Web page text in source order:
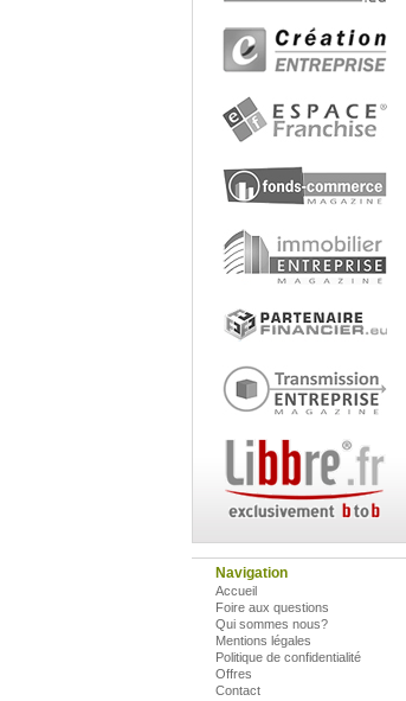
Navigation
Accueil
Foire aux questions
Qui sommes nous?
Mentions légales
Politique de confidentialité
Offres
Contact